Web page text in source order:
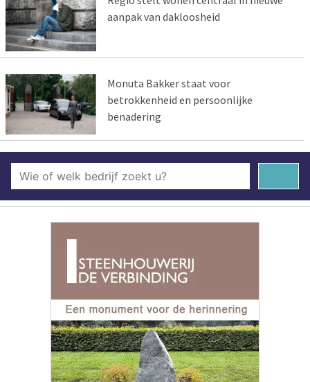
aanpak van dakloosheid
Monuta Bakker staat voor
betrokkenheid en persoonlijke
benadering